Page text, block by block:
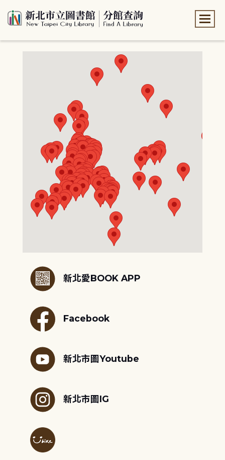
新北愛BOOK APP
Facebook
新北市圖Youtube
新北市圖IG